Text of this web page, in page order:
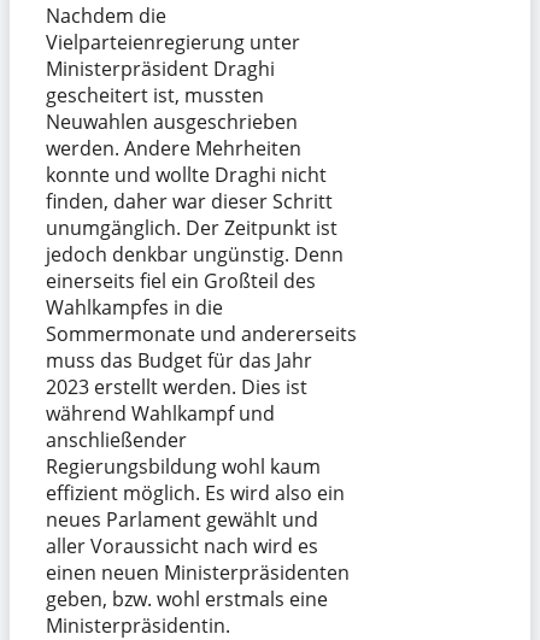
Nachdem die
Vielparteienregierung unter
Ministerpräsident Draghi
gescheitert ist, mussten
Neuwahlen ausgeschrieben
werden. Andere Mehrheiten
konnte und wollte Draghi nicht
finden, daher war dieser Schritt
unumgänglich. Der Zeitpunkt ist
jedoch denkbar ungünstig. Denn
einerseits fiel ein Großteil des
Wahlkampfes in die
Sommermonate und andererseits
muss das Budget für das Jahr
2023 erstellt werden. Dies ist
während Wahlkampf und
anschließender
Regierungsbildung wohl kaum
effizient möglich. Es wird also ein
neues Parlament gewählt und
aller Voraussicht nach wird es
einen neuen Ministerpräsidenten
geben, bzw. wohl erstmals eine
Ministerpräsidentin.